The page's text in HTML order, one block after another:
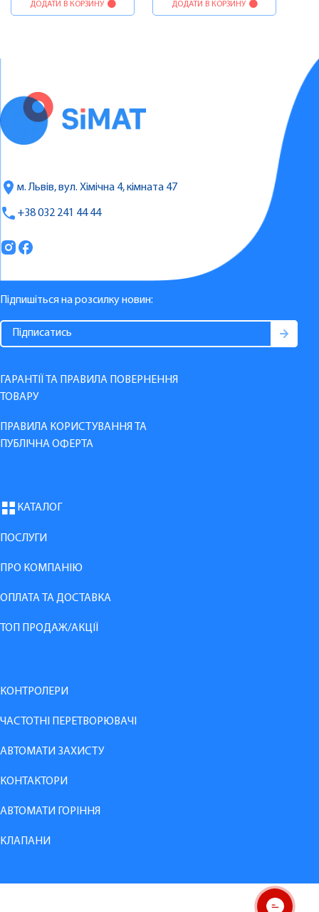
ДОДАТИ В КОРЗИНУ ДОДАТИ В КОРЗИНУ
м. Львів, вул. Хімічна 4, кімната 47
+38 032 241 44 44
Підпишіться на розсилку новин:
ГАРАНТІЇ ТА ПРАВИЛА ПОВЕРНЕННЯ
ТОВАРУ
ПРАВИЛА КОРИСТУВАННЯ ТА
ПУБЛІЧНА ОФЕРТА
КАТАЛОГ
ПОСЛУГИ
ПРО КОМПАНІЮ
ОПЛАТА ТА ДОСТАВКА
ТОП ПРОДАЖ/АКЦІЇ
КОНТРОЛЕРИ
ЧАСТОТНІ ПЕРЕТВОРЮВАЧІ
АВТОМАТИ ЗАХИСТУ
КОНТАКТОРИ
АВТОМАТИ ГОРІННЯ
КЛАПАНИ